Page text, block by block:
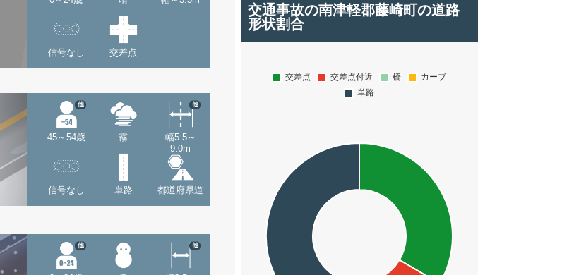
信号なし 交差点
45～54歳
他
霧
幅5.5～
9.0m
他
信号なし 単路 都道府県道
他 他
交通事故の南津軽郡藤崎町の道路
形状割合